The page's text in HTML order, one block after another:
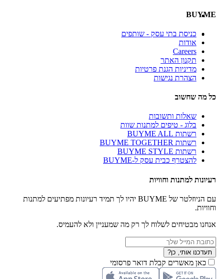
BUYME
כניסת בתי עסק - שותפים
אודות
Careers
תקנון האתר
מדיניות הגנת פרטיות
הצהרת נגישות
כל מה שחשוב
שאלות ותשובות
בלוג - טיפים למתנות שוות
רשתות BUYME ALL
רשתות BUYME TOGETHER
רשתות BUYME STYLE
להצטרף כבית עסק ל-BUYME
רעיונות למתנות וחוויות
עם הניוזלטר של BUYME יהיו לך תמיד רעיונות מפתיעים למתנות
וחוויות.
אנחנו מבטיחים לשלוח לך רק מה שמעניין ולא להעמיס.
תעדכנו אותי, כן?
כאן מאשרים קבלת דואר פרסומי